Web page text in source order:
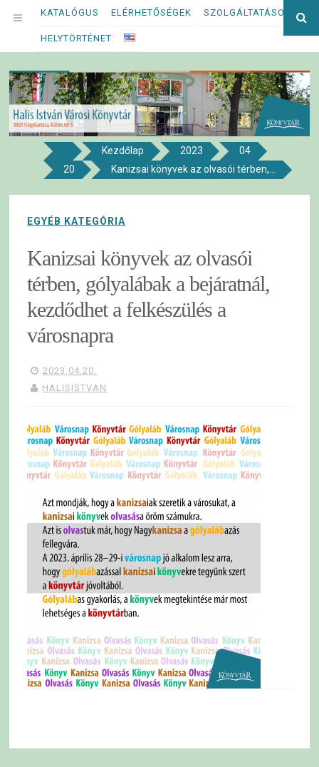
Megszakítás
OPEN
MENU
KATALÓGUS ELÉRHETŐSÉGEK SZOLGÁLTATÁSOK
HELYTÖRTÉNET
Halis István Városi Könyvtár
8800 NAGYKANIZSA, KÁLVIN TÉR 5.
Kezdőlap 2023
04
20
Kanizsai könyvek az olvasói térben,...
EGYÉB KATEGÓRIA
Kanizsai könyvek az olvasói
térben, gólyalábak a bejáratnál,
kezdődhet a felkészülés a
városnapra
2023.04.20.
HALISISTVAN